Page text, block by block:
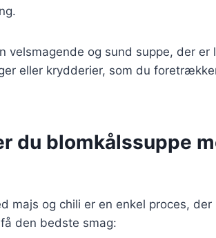
velsmagende og sund suppe, der
eller krydderier, som du
du blomkålssuppe
majs og chili er en enkel proces,
den bedste smag: